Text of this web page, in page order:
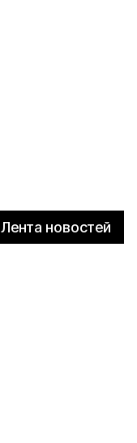
Лента новостей